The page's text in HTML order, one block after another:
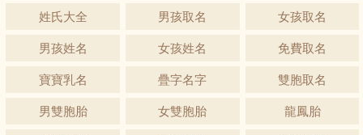
姓氏大全 男孩取名 女孩取名
男孩姓名 女孩姓名 免費取名
寶寶乳名 疊字名字 雙胞取名
男雙胞胎 女雙胞胎 龍鳳胎